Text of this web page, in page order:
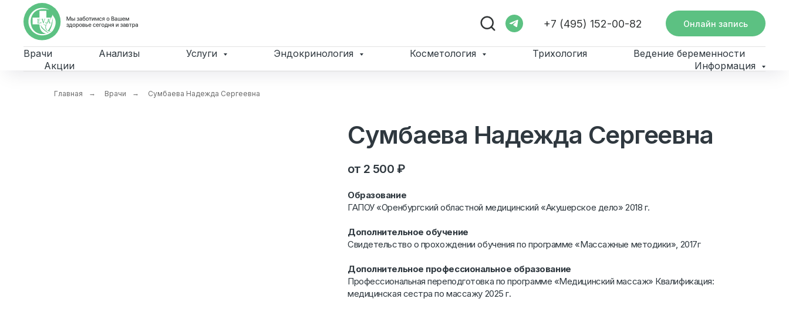
+7 (495) 152-00-82 Онлайн запись
Врачи Анализы Услуги Эндокринология Косметология Трихология
Ведение беременности
Акции
Информация
Главная → Врачи → Сумбаева Надежда Сергеевна
Сумбаева Надежда Сергеевна
2 500 ₽
Образование
ГАПОУ «Оренбургский областной медицинский «Акушерское дело» 2018 г.
Дополнительное обучение
Свидетельство о прохождении обучения по программе «Массажные методики», 2017г
Дополнительное профессиональное образование
Профессиональная переподготовка по программе «Медицинский массаж» Квалификация:
медицинская сестра по массажу 2025 г.